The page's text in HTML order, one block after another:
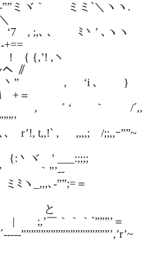
ミミ`＼ヽヽ.
ﾐ丶’ ､ヽヽ
,ヽ
∥
, ‘i ､ }
+＝
゛ ‘ ｀ /´,,
, ,,,,; /;;,,ｰ””~
___:;;;;
｀”’‐-
‐””;=＝
と
`”””’＝